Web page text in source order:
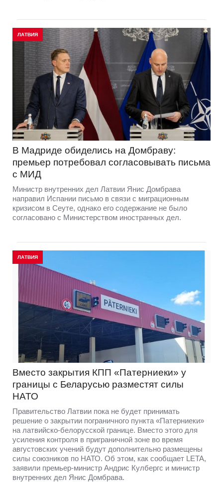
ЛАТВИЯ
В Мадриде обиделись на Домбраву:
премьер потребовал согласовывать письма
с МИД
Министр внутренних дел Латвии Янис Домбрава
направил Испании письмо в связи с миграционным
кризисом в Сеуте, однако его содержание не было
согласовано с Министерством иностранных дел.
ЛАТВИЯ
Вместо закрытия КПП «Патерниеки» у
границы с Беларусью разместят силы
НАТО
Правительство Латвии пока не будет принимать
решение о закрытии пограничного пункта «Патерниеки»
на латвийско-белорусской границе. Вместо этого для
усиления контроля в приграничной зоне во время
августовских учений будут дополнительно размещены
силы союзников по НАТО. Об этом, как сообщает LETA,
заявили премьер-министр Андрис Кулбергс и министр
внутренних дел Янис Домбрава.